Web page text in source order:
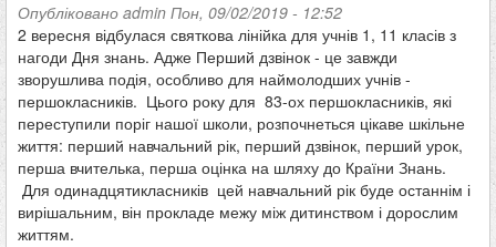
Опубліковано admin Пон, 09/02/2019 - 12:52
2 вересня відбулася святкова лінійка для учнів 1, 11 класів з
нагоди Дня знань. Адже Перший дзвінок - це завжди
зворушлива подія, особливо для наймолодших учнів -
першокласників. Цього року для 83-ох першокласників, які
переступили поріг нашої школи, розпочнеться цікаве шкільне
життя: перший навчальний рік, перший дзвінок, перший урок,
перша вчителька, перша оцінка на шляху до Країни Знань.
Для одинадцятикласників цей навчальний рік буде останнім і
вирішальним, він прокладе межу між дитинством і дорослим
життям.